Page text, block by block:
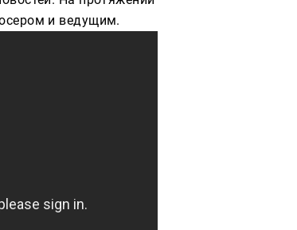
и ведущим.